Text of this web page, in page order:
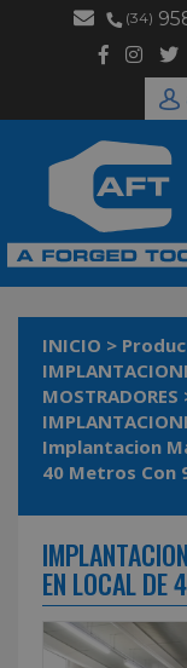
(34)
INICIO >
MOSTRADORES
Implantacion
40 Metros Con
EN LOCAL DE